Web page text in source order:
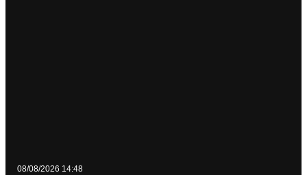
08/08/2026 14:48